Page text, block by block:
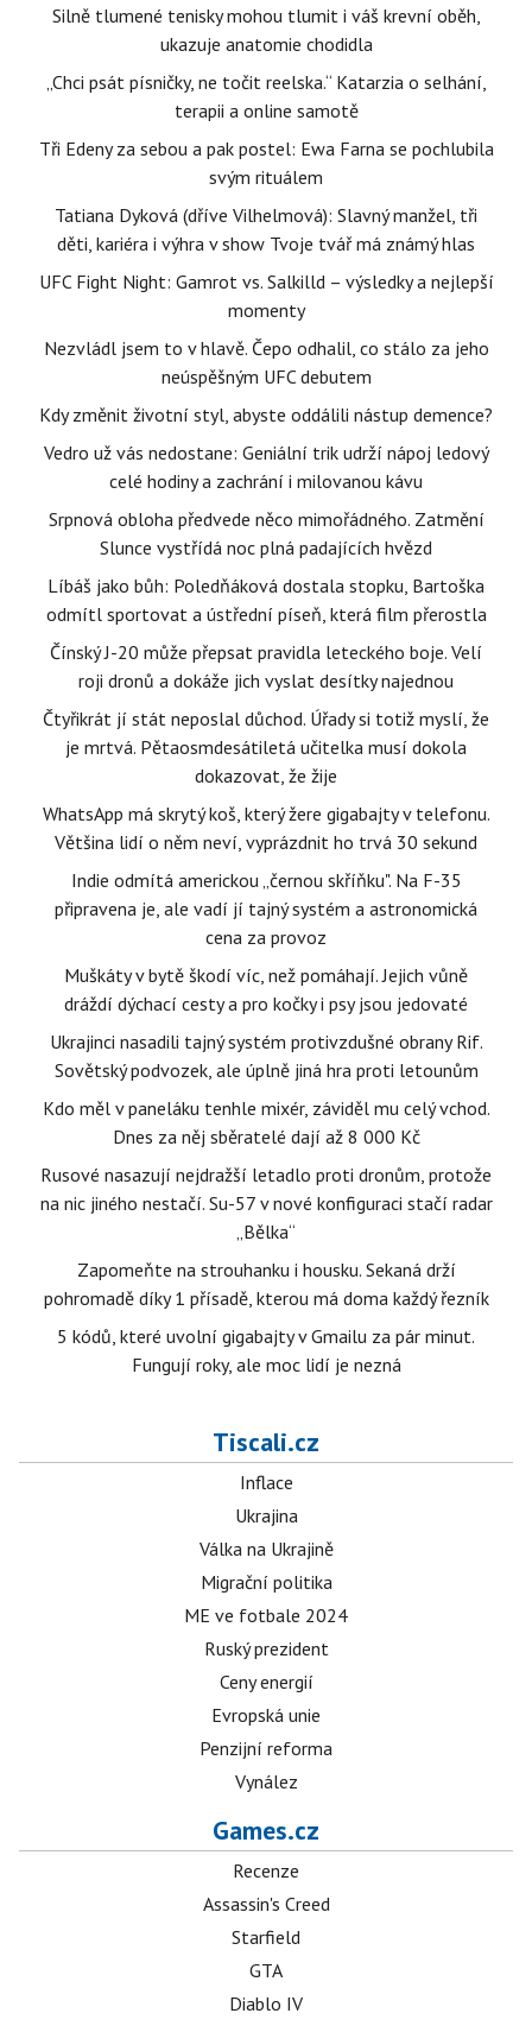
Silně tlumené tenisky mohou tlumit i váš krevní oběh,
ukazuje anatomie chodidla
„Chci psát písničky, ne točit reelska.“ Katarzia o selhání,
terapii a online samotě
Tři Edeny za sebou a pak postel: Ewa Farna se pochlubila
svým rituálem
Tatiana Dyková (dříve Vilhelmová): Slavný manžel, tři
děti, kariéra i výhra v show Tvoje tvář má známý hlas
UFC Fight Night: Gamrot vs. Salkilld – výsledky a nejlepší
momenty
Nezvládl jsem to v hlavě. Čepo odhalil, co stálo za jeho
neúspěšným UFC debutem
Kdy změnit životní styl, abyste oddálili nástup demence?
Vedro už vás nedostane: Geniální trik udrží nápoj ledový
celé hodiny a zachrání i milovanou kávu
Srpnová obloha předvede něco mimořádného. Zatmění
Slunce vystřídá noc plná padajících hvězd
Líbáš jako bůh: Poledňáková dostala stopku, Bartoška
odmítl sportovat a ústřední píseň, která film přerostla
Čínský J-20 může přepsat pravidla leteckého boje. Velí
roji dronů a dokáže jich vyslat desítky najednou
Čtyřikrát jí stát neposlal důchod. Úřady si totiž myslí, že
je mrtvá. Pětaosmdesátiletá učitelka musí dokola
dokazovat, že žije
WhatsApp má skrytý koš, který žere gigabajty v telefonu.
Většina lidí o něm neví, vyprázdnit ho trvá 30 sekund
Indie odmítá americkou „černou skříňku". Na F-35
připravena je, ale vadí jí tajný systém a astronomická
cena za provoz
Muškáty v bytě škodí víc, než pomáhají. Jejich vůně
dráždí dýchací cesty a pro kočky i psy jsou jedovaté
Ukrajinci nasadili tajný systém protivzdušné obrany Rif.
Sovětský podvozek, ale úplně jiná hra proti letounům
Kdo měl v paneláku tenhle mixér, záviděl mu celý vchod.
Dnes za něj sběratelé dají až 8 000 Kč
Rusové nasazují nejdražší letadlo proti dronům, protože
na nic jiného nestačí. Su-57 v nové konfiguraci stačí radar
„Bělka“
Zapomeňte na strouhanku i housku. Sekaná drží
pohromadě díky 1 přísadě, kterou má doma každý řezník
5 kódů, které uvolní gigabajty v Gmailu za pár minut.
Fungují roky, ale moc lidí je nezná
Tiscali.cz
Inflace
Ukrajina
Válka na Ukrajině
Migrační politika
ME ve fotbale 2024
Ruský prezident
Ceny energií
Evropská unie
Penzijní reforma
Vynález
Games.cz
Recenze
Assassin's Creed
Starfield
GTA
Diablo IV